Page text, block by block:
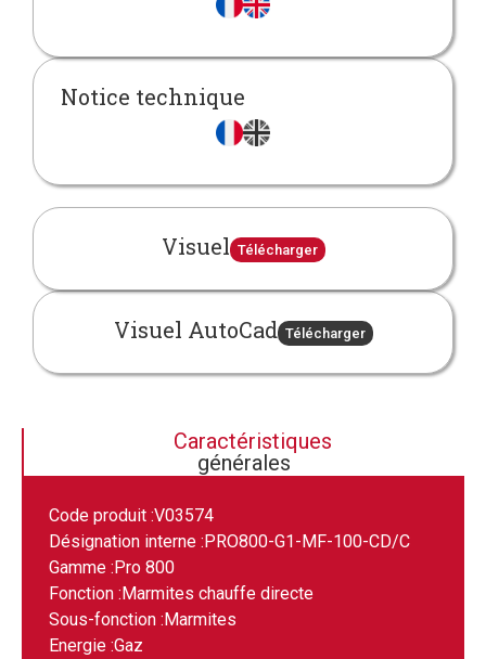
Notice technique
Visuel Télécharger
Visuel AutoCad Télécharger
Caractéristiques
générales
Code produit :V03574
Désignation interne :PRO800-G1-MF-100-CD/C
Gamme :Pro 800
Fonction :Marmites chauffe directe
Sous-fonction :Marmites
Energie :Gaz